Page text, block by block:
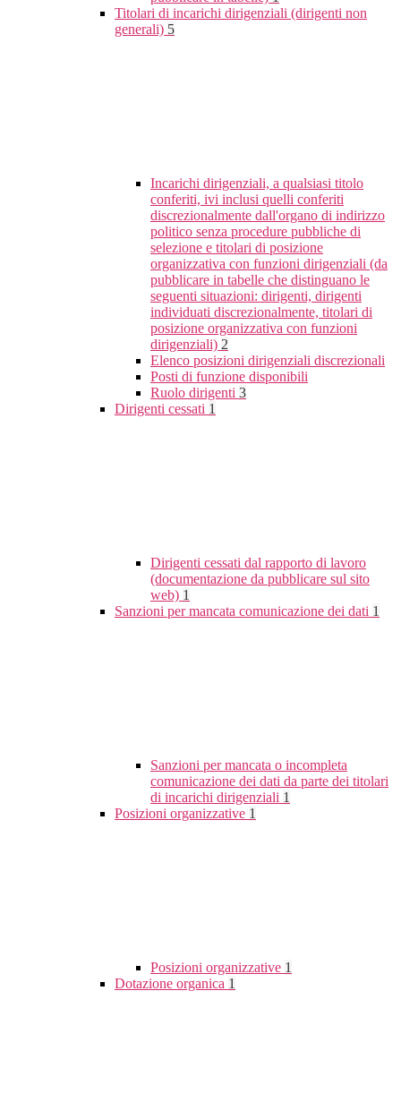
Titolari di incarichi dirigenziali (dirigenti non
generali) 5
Incarichi dirigenziali, a qualsiasi titolo
conferiti, ivi inclusi quelli conferiti
discrezionalmente dall'organo di indirizzo
politico senza procedure pubbliche di
selezione e titolari di posizione
organizzativa con funzioni dirigenziali (da
pubblicare in tabelle che distinguano le
seguenti situazioni: dirigenti, dirigenti
individuati discrezionalmente, titolari di
posizione organizzativa con funzioni
dirigenziali) 2
Elenco posizioni dirigenziali discrezionali
Posti di funzione disponibili
Ruolo dirigenti 3
Dirigenti cessati 1
Dirigenti cessati dal rapporto di lavoro
(documentazione da pubblicare sul sito
web) 1
Sanzioni per mancata comunicazione dei dati 1
Sanzioni per mancata o incompleta
comunicazione dei dati da parte dei titolari
di incarichi dirigenziali 1
Posizioni organizzative 1
Posizioni organizzative 1
Dotazione organica 1